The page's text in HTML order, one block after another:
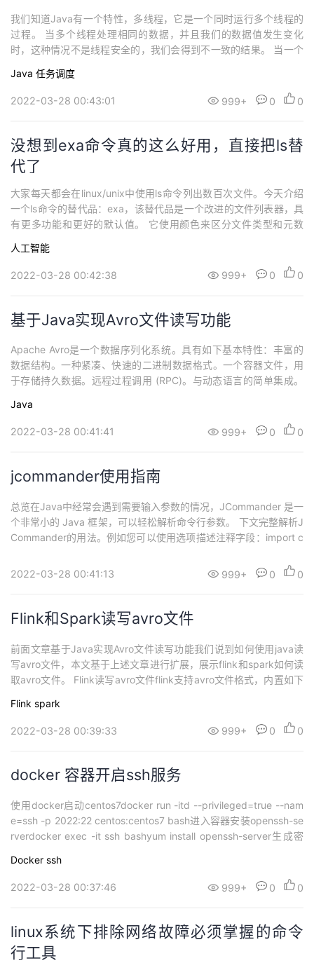
我们知道Java有一个特性，多线程，它是一个同时运行多个线程的
过程。 当多个线程处理相同的数据，并且我们的数据值发生变化
时，这种情况不是线程安全的，我们会得到不一致的结果。 当一个
时，这个过程称为线程安全。在Java中，通过如下方法实现线程安
全：使用线程同步使用Volatile关键字使用Atomic变量使用final关键
Java 任务调度
2022-03-28 00:43:01 999+ 0 0
没想到exa命令真的这么好用，直接把ls替
代了
大家每天都会在linux/unix中使用ls命令列出数百次文件。今天介绍
一个ls命令的替代品：exa，该替代品是一个改进的文件列表器，具
有更多功能和更好的默认值。 它使用颜色来区分文件类型和元数
只有一个二进制文件。 话不多说，先展示一下该命令的基本效果：
exa基本特性 exa具有如下基本特性 不同类型的文件和数据会有不
人工智能
2022-03-28 00:42:38 999+ 0 0
基于Java实现Avro文件读写功能
Apache Avro是一个数据序列化系统。具有如下基本特性：丰富的
数据结构。一种紧凑、快速的二进制数据格式。一个容器文件，用
于存储持久数据。远程过程调用 (RPC)。与动态语言的简单集成。
议。 代码生成作为一种可选的优化，只值得为静态类型语言实现。
模式（schema）Avro 依赖于模式。 读取 Avro 数据时，写入时使...
Java
2022-03-28 00:41:41 999+ 0 0
jcommander使用指南
总览在Java中经常会遇到需要输入参数的情况，JCommander 是一
个非常小的 Java 框架，可以轻松解析命令行参数。 下文完整解析J
Commander的用法。例如您可以使用选项描述注释字段：import c
er private List<String> param...
2022-03-28 00:41:13 999+ 0 0
Flink和Spark读写avro文件
前面文章基于Java实现Avro文件读写功能我们说到如何使用java读
写avro文件，本文基于上述文章进行扩展，展示flink和spark如何读
取avro文件。 Flink读写avro文件flink支持avro文件格式，内置如下
rtifactId>flink-avro</artif...
Flink spark
2022-03-28 00:39:33 999+ 0 0
docker 容器开启ssh服务
使用docker启动centos7docker run -itd --privileged=true --nam
e=ssh -p 2022:22 centos:centos7 bash进入容器安装openssh-se
rverdocker exec -it ssh bashyum install openssh-server生成密
Docker ssh
2022-03-28 00:37:46 999+ 0 0
linux系统下排除网络故障必须掌握的命令
行工具